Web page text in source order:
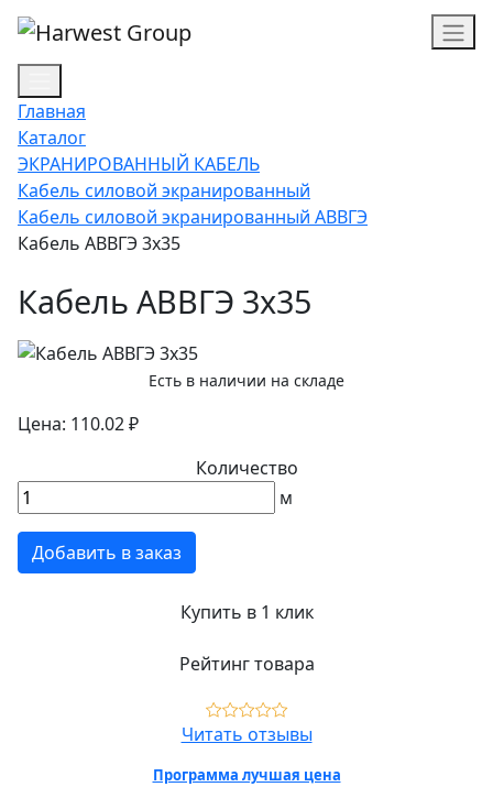
Главная
Каталог
ЭКРАНИРОВАННЫЙ КАБЕЛЬ
Кабель силовой экранированный
Кабель силовой экранированный АВВГЭ
Кабель АВВГЭ 3х35
Кабель АВВГЭ 3х35
Есть в наличии на складе
Цена: 110.02 ₽
Количество
м
Добавить в заказ
Купить в 1 клик
Рейтинг товара
Читать отзывы
Программа лучшая цена